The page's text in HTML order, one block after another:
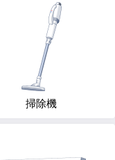
掃除機